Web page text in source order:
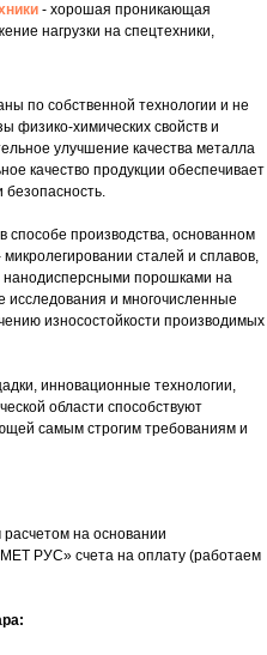
- хорошая проникающая
нагрузки на спецтехники,
по собственной технологии и не
физико-химических свойств и
улучшение качества металла
качество продукции обеспечивает
безопасность.
способе производства, основанном
сталей и сплавов,
нанодисперсными порошками на
исследования и многочисленные
износостойкости производимых
инновационные технологии,
области способствуют
самым строгим требованиям и
на основании
РУС» счета на оплату (работаем